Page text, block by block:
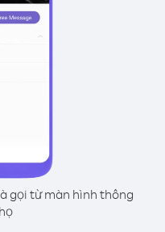
gọi từ màn hình thông